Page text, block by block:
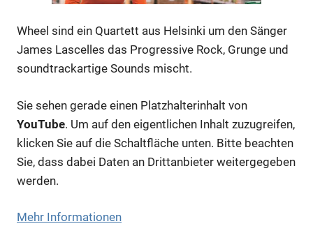
Anzeige
Wheel sind ein Quartett aus Helsinki um den Sänger
James Lascelles das Progressive Rock, Grunge und
soundtrackartige Sounds mischt.
Sie sehen gerade einen Platzhalterinhalt von
YouTube. Um auf den eigentlichen Inhalt zuzugreifen,
klicken Sie auf die Schaltfläche unten. Bitte beachten
Sie, dass dabei Daten an Drittanbieter weitergegeben
werden.
Mehr Informationen